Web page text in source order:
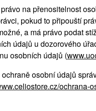
na přenositelnost
pokud to připouští
a má právo podat
údajů u dozorového
osobních údajů (
osobní údajů
ochrana-